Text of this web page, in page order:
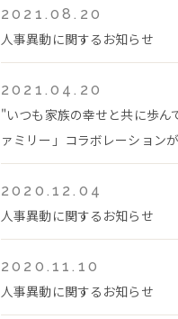
2021.08.20
人事異動に関するお知らせ
2021.04.20
"いつも家族の幸せと共に歩
ァミリー」コラボレーション
2020.12.04
人事異動に関するお知らせ
2020.11.10
人事異動に関するお知らせ